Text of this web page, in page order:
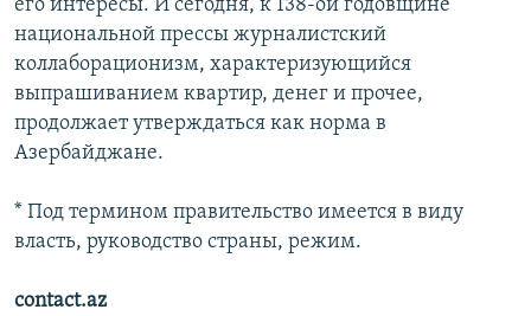
его интересы. И сегодня, к 138-ой годовщине
национальной прессы журналистский
коллаборационизм, характеризующийся
выпрашиванием квартир, денег и прочее,
продолжает утверждаться как норма в
Азербайджане.
* Под термином правительство имеется в виду
власть, руководство страны, режим.
contact.az